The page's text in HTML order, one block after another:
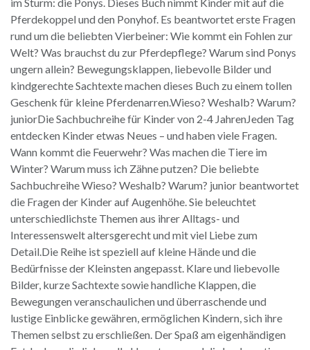
Pferdekoppel und den Ponyhof. Es beantwortet erste Fragen
rund um die beliebten Vierbeiner: Wie kommt ein Fohlen zur
Welt? Was brauchst du zur Pferdepflege? Warum sind Ponys
ungern allein? Bewegungsklappen, liebevolle Bilder und
kindgerechte Sachtexte machen dieses Buch zu einem tollen
Geschenk für kleine Pferdenarren.Wieso? Weshalb? Warum?
juniorDie Sachbuchreihe für Kinder von 2-4 JahrenJeden Tag
entdecken Kinder etwas Neues – und haben viele Fragen.
Wann kommt die Feuerwehr? Was machen die Tiere im
Winter? Warum muss ich Zähne putzen? Die beliebte
Sachbuchreihe Wieso? Weshalb? Warum? junior beantwortet
die Fragen der Kinder auf Augenhöhe. Sie beleuchtet
unterschiedlichste Themen aus ihrer Alltags- und
Interessenswelt altersgerecht und mit viel Liebe zum
Detail.Die Reihe ist speziell auf kleine Hände und die
Bedürfnisse der Kleinsten angepasst. Klare und liebevolle
Bilder, kurze Sachtexte sowie handliche Klappen, die
Bewegungen veranschaulichen und überraschende und
lustige Einblicke gewähren, ermöglichen Kindern, sich ihre
Themen selbst zu erschließen. Der Spaß am eigenhändigen